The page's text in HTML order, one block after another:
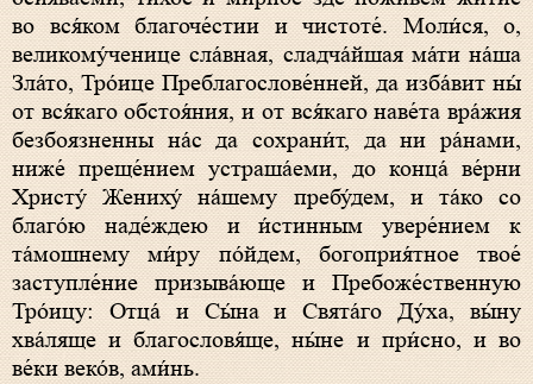
во вся́ком благоче́стии и чистоте́. Моли́ся, о,
великому́ченице сла́вная, сладча́йшая ма́ти на́ша
Зла́то, Тро́ице Преблагослове́нней, да изба́вит ны́
от вся́каго обстоя́ния, и от вся́каго наве́та вра́жия
безбоязненны на́с да сохрани́т, да ни ра́нами,
ниже́ преще́нием устраша́еми, до конца́ ве́рни
Христу́ Жениху́ на́шему пребу́дем, и та́ко со
благо́ю наде́ждею и и́стинным увере́нием к
та́мошнему ми́ру по́йдем, богоприя́тное твое́
заступле́ние призыва́юще и Пребоже́ственную
Тро́ицу: Отца́ и Сы́на и Свята́го Ду́ха, вы́ну
хва́ляще и благословя́ще, ны́не и при́сно, и во
ве́ки веко́в, ами́нь.